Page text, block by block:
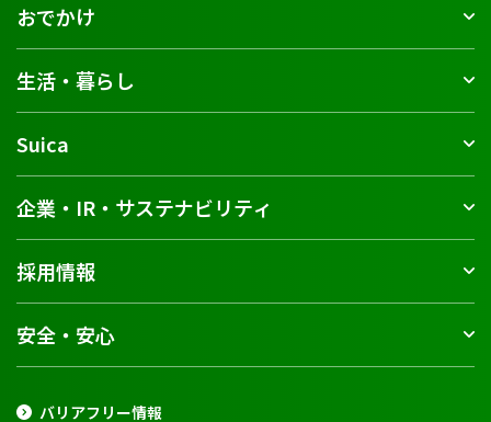
おでかけ
生活・暮らし
Suica
企業・IR・サステナビリティ
採用情報
安全・安心
バリアフリー情報